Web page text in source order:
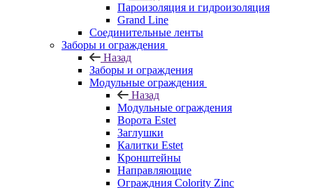
Пароизоляция и гидроизоляция
Grand Line
Соединительные ленты
Заборы и ограждения
Назад
Заборы и ограждения
Модульные ограждения
Назад
Модульные ограждения
Ворота Estet
Заглушки
Калитки Estet
Кронштейны
Направляющие
Ограждния Colority Zinc